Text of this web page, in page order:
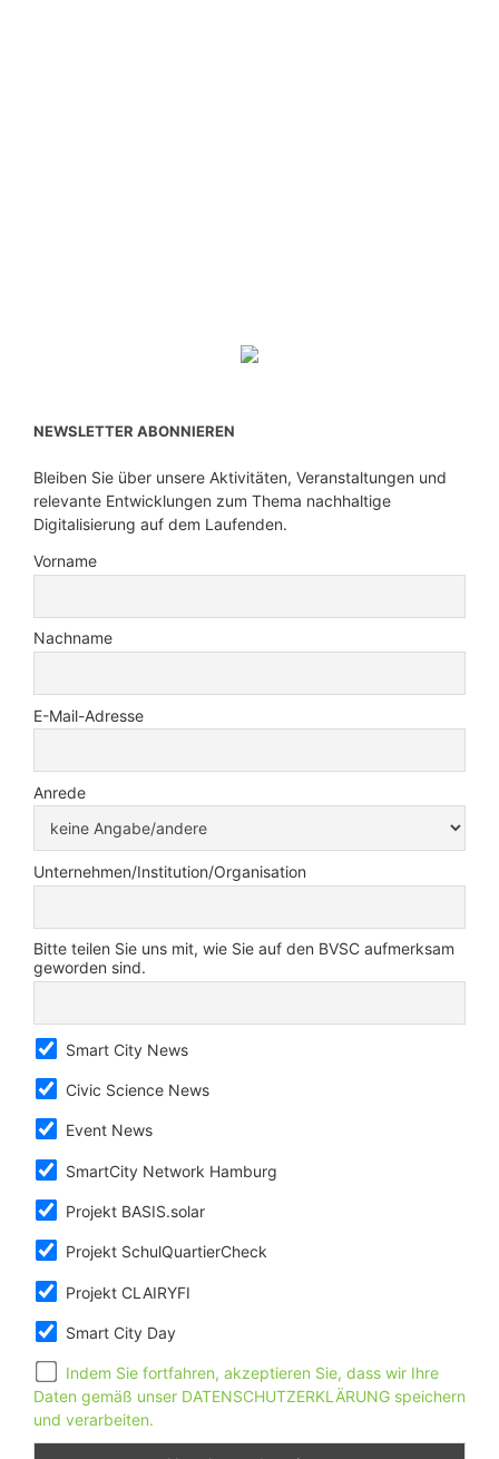
NEWSLETTER ABONNIEREN
Bleiben Sie über unsere Aktivitäten, Veranstaltungen und
relevante Entwicklungen zum Thema nachhaltige
Digitalisierung auf dem Laufenden.
Vorname
Nachname
E-Mail-Adresse
Anrede
Unternehmen/Institution/Organisation
Bitte teilen Sie uns mit, wie Sie auf den BVSC aufmerksam
geworden sind.
Smart City News
Civic Science News
Event News
SmartCity Network Hamburg
Projekt BASIS.solar
Projekt SchulQuartierCheck
Projekt CLAIRYFI
Smart City Day
Indem Sie fortfahren, akzeptieren Sie, dass wir Ihre
Daten gemäß unser DATENSCHUTZERKLÄRUNG speichern
und verarbeiten.